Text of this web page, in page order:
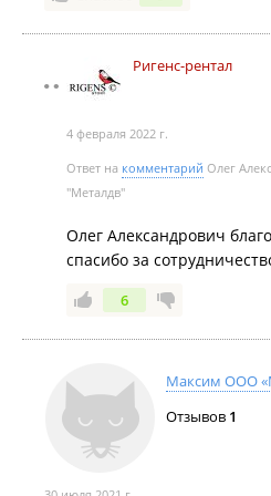
Ригенс-рентал
4 февраля 2022 г.
Ответ на комментарий Олег
"Металдв"
Олег Александрович
спасибо за
6
Максим ООО
Отзывов 1